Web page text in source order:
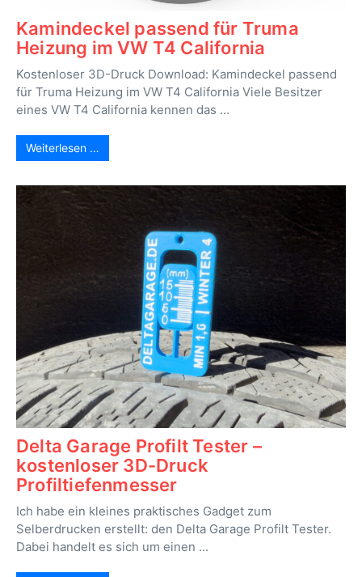
Kamindeckel passend für Truma
Heizung im VW T4 California
Kostenloser 3D-Druck Download: Kamindeckel passend
für Truma Heizung im VW T4 California Viele Besitzer
eines VW T4 California kennen das ...
Weiterlesen …
Delta Garage Profilt Tester –
kostenloser 3D-Druck
Profiltiefenmesser
Ich habe ein kleines praktisches Gadget zum
Selberdrucken erstellt: den Delta Garage Profilt Tester.
Dabei handelt es sich um einen ...